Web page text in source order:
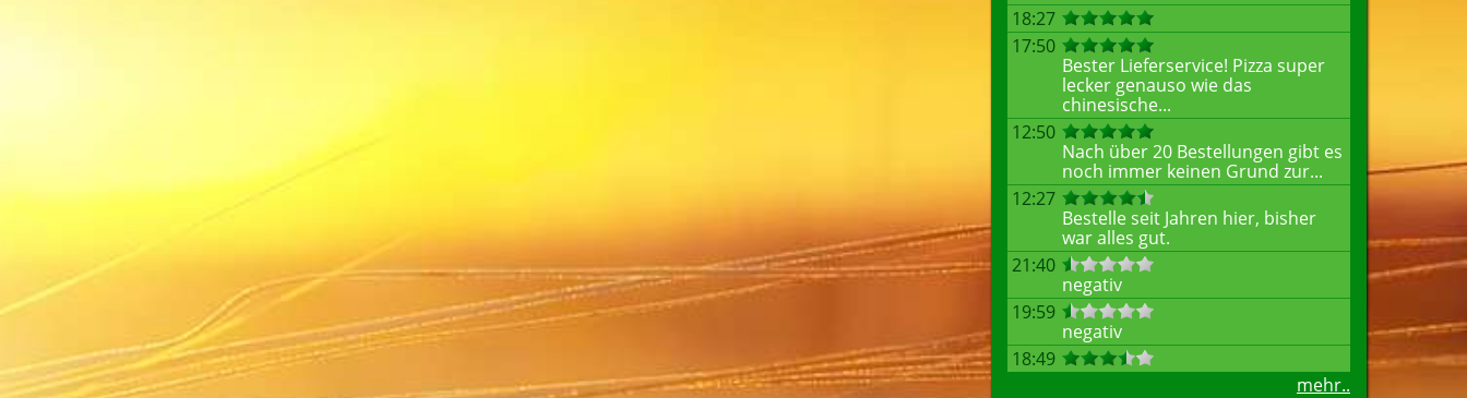
18:27
17:50
Bester Lieferservice! Pizza super
lecker genauso wie das
chinesische...
12:50
Nach über 20 Bestellungen gibt es
noch immer keinen Grund zur...
12:27
Bestelle seit Jahren hier, bisher
war alles gut.
21:40
negativ
19:59
negativ
18:49
mehr..